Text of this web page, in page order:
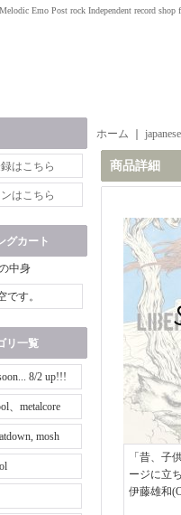
Emo Post rock Independent record shop
はこちら
はこちら
グカート
中身
です。
リ一覧
8/2 up!!!
、metalcore
mosh
ホーム
商品詳細
「昔、子
ージに立
伊藤雄和